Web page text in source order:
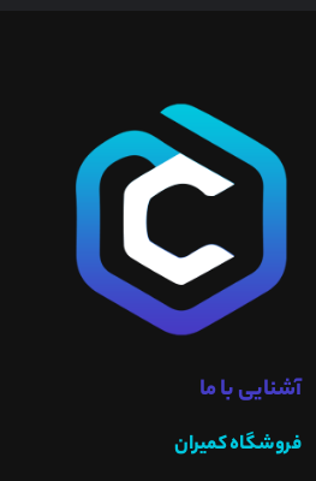
آشنایی با ما
فروشگاه کمیران